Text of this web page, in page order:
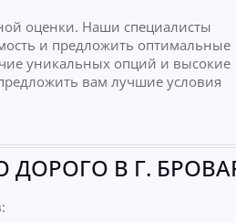
оценки. Наши специалисты
и предложить оптимальные
уникальных опций и высокие
вам лучшие условия
В Г.